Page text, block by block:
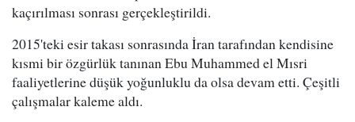
kaçırılması sonrası gerçekleştirildi.
2015'teki esir takası sonrasında İran tarafından kendisine
kısmi bir özgürlük tanınan Ebu Muhammed el Mısri
faaliyetlerine düşük yoğunluklu da olsa devam etti. Çeşitli
çalışmalar kaleme aldı.